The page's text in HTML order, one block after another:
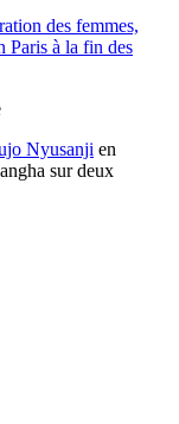
des femmes,
Paris à la fin des
Nyusanji en
sur deux